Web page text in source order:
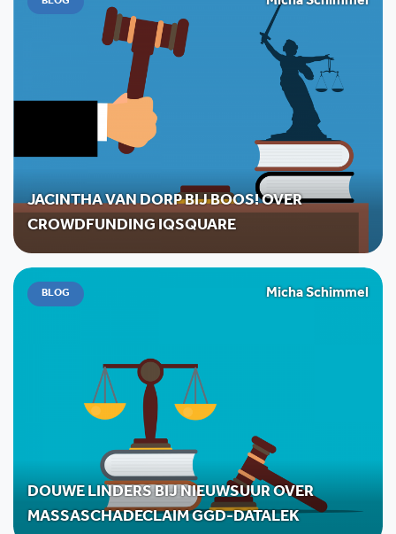
JACINTHA VAN DORP BIJ BOOS! OVER
CROWDFUNDING IQSQUARE
BLOG Micha Schimmel
DOUWE LINDERS BIJ NIEUWSUUR OVER
MASSASCHADECLAIM GGD-DATALEK